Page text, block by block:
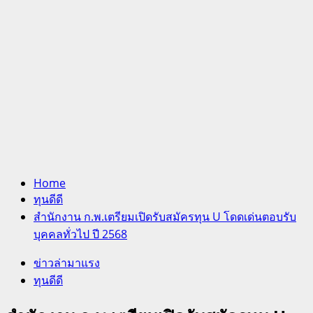
Home
ทุนดีดี
สำนักงาน ก.พ.เตรียมเปิดรับสมัครทุน U โดดเด่นตอบรับ
บุคคลทั่วไป ปี 2568
ข่าวล่ามาแรง
ทุนดีดี